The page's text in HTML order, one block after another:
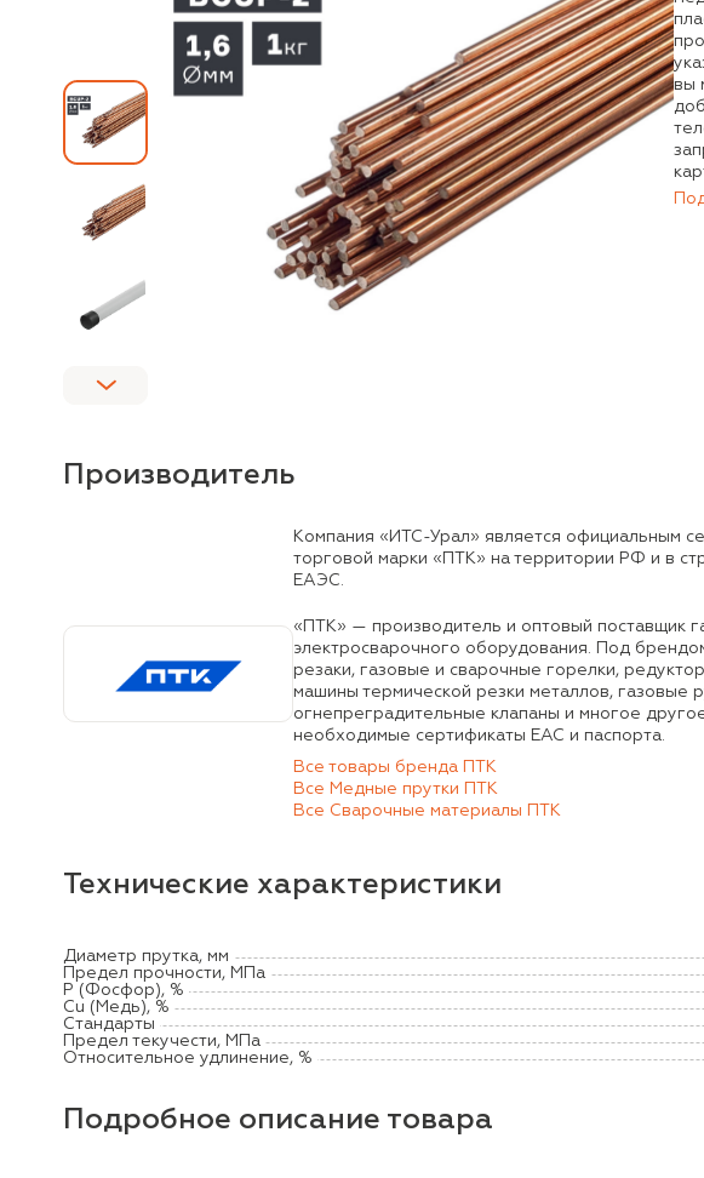
вы
Производитель
Компания «ИТС-Урал» является официальным
торговой марки «ПТК» на территории РФ и в
ЕАЭС.
«ПТК» — производитель и оптовый поставщик
электросварочного оборудования. Под
резаки, газовые и сварочные горелки,
машины термической резки металлов, газовые
огнепреградительные клапаны и многое
необходимые сертификаты EAC и паспорта.
Все товары бренда ПТК
Все Медные прутки ПТК
Все Сварочные материалы ПТК
Технические характеристики
Диаметр прутка, мм
Предел прочности, MПа
P (Фосфор), %
Cu (Медь), %
Стандарты
Предел текучести, MПа
Относительное удлинение, %
Подробное описание товара